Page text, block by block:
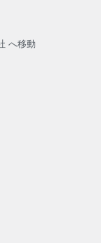
へ移動